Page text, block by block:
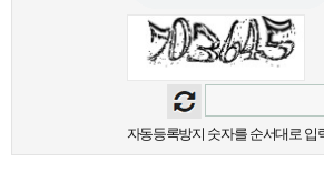
자동등록방지 숫자를 순서대로 입